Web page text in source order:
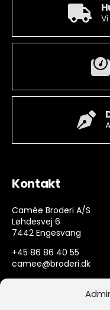
Kontakt
Camée Broderi A/S
Løhdesvej 6
7442 Engesvang
+45 86 86 40 55
camee@broderi.dk